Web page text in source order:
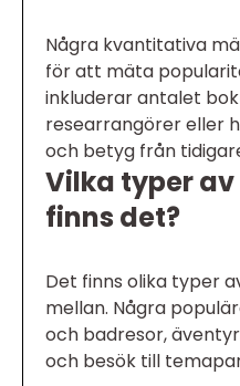
Några kvantitativa
för att mäta
inkluderar antalet
researrangörer eller
och betyg från
Vilka typer
finns det?
Det finns olika typer
mellan. Några
och badresor,
och besök till